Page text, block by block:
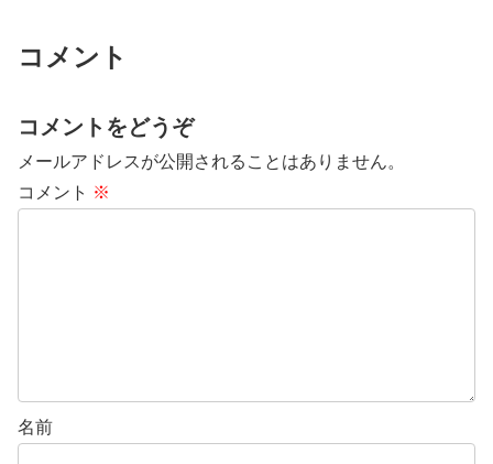
コメント
コメントをどうぞ
メールアドレスが公開されることはありません。
コメント ※
名前